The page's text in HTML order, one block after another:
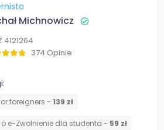
Michnowicz
4121264
374 Opinie
foreigners - 139 zł
e-Zwolnienie dla studenta - 59 zł